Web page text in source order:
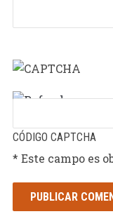
CÓDIGO CAPTCHA
* Este campo es